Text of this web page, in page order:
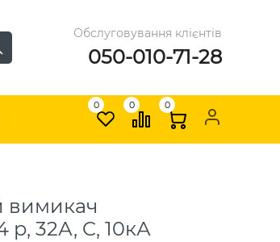
Обслуговування клієнтів
050-010-71-28
0 0 0
вимикач
р, 32А, C, 10кА